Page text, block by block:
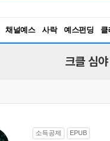
채널예스 사락 예스펀딩 클
크클 심
소득공제 EPUB